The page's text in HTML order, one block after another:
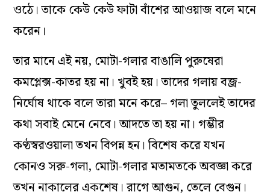
ওঠে। তাকে কেউ কেউ ফাটা বাঁশের আওয়াজ বলে মনে
করেন।
তার মানে এই নয়, মোটা-গলার বাঙালি পুরুষেরা
কমপ্লেক্স-কাতর হয় না। খুবই হয়। তাদের গলায় বজ্র-
নির্ঘোষ থাকে বলে তারা মনে করে– গলা তুললেই তাদের
কথা সবাই মেনে নেবে। আদতে তা হয় না। গম্ভীর
কণ্ঠস্বরওয়ালা তখন বিপন্ন হন। বিশেষ করে যখন
কোনও সরু-গলা, মোটা-গলার মতামতকে অবজ্ঞা করে
তখন নাকালের একশেষ। রাগে আগুন, তেলে বেগুন।